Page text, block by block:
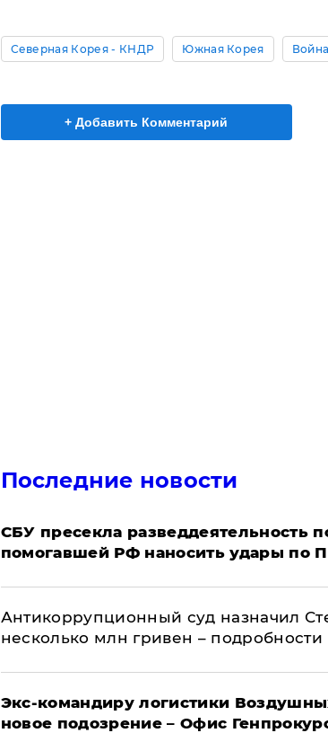
Северная Корея - КНДР Южная Корея
+ Добавить Комментарий
Последние новости
СБУ пресекла разведдеятельность
помогавшей РФ наносить удары по
Антикоррупционный суд назначил
несколько млн гривен –
Экс-командиру логистики
новое подозрение – Офис